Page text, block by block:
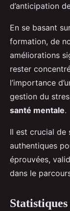
d’anticipation
En se basant
formation, de
améliorations
rester
l’importance
gestion du
santé mentale.
Il est crucial de
authentiques
éprouvées,
dans le